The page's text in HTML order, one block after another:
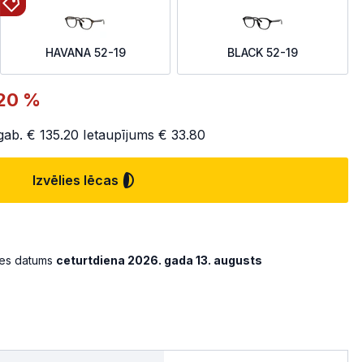
HAVANA 52-19 BLACK 52-19
%
€ 135.20 Ietaupījums € 33.80
Izvēlies lēcas
datums ceturtdiena 2026. gada 13. augusts